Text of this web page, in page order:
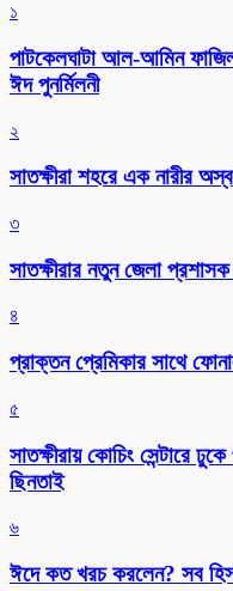
১
পাটকেলঘাটা আল-আমিন
ঈদ পুনর্মিলনী
২
সাতক্ষীরা শহরে এক নারীর
৩
সাতক্ষীরার নতুন জেলা
৪
প্রাক্তন প্রেমিকার সাথে
৫
সাতক্ষীরায় কোচিং সেন্টারে
ছিনতাই
৬
ঈদে কত খরচ করলেন? সব